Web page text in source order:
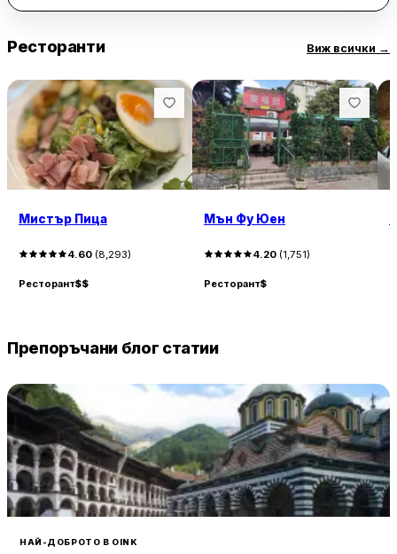
Ресторанти Виж всички →
Мистър Пица
4.60 (8,293)
Ресторант$$
Мън Фу Юен
4.20 (1,751)
Ресторант$
Препоръчани блог статии
НАЙ-ДОБРОТО В OINK